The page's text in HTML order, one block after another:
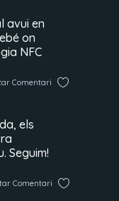
avui en
on
NFC
Comentari
els
Seguim!
Comentari